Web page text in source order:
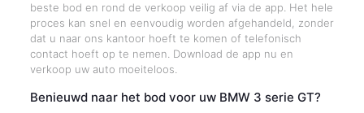
beste bod en rond de verkoop veilig af via de app. Het hele
proces kan snel en eenvoudig worden afgehandeld, zonder
dat u naar ons kantoor hoeft te komen of telefonisch
contact hoeft op te nemen. Download de app nu en
verkoop uw auto moeiteloos.
Benieuwd naar het bod voor uw BMW 3 serie GT?